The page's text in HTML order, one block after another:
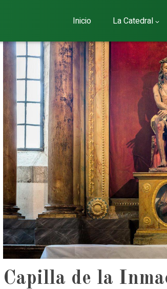
Inicio La Catedral
Capilla de la